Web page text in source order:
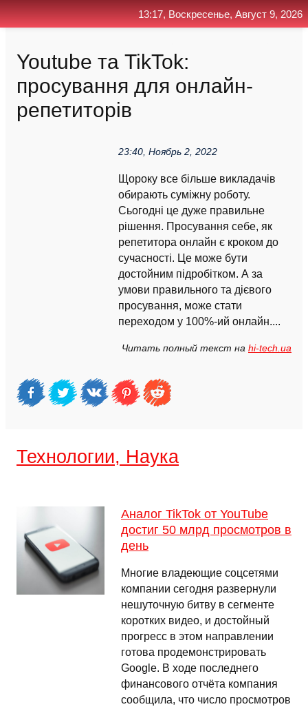
Youtube та TikTok:
просування для онлайн-
репетиторів
23:40, Ноябрь 2, 2022
Щороку все більше викладачів
обирають суміжну роботу.
Сьогодні це дуже правильне
рішення. Просування себе, як
репетитора онлайн є кроком до
сучасності. Це може бути
достойним підробітком. А за
умови правильного та дієвого
просування, може стати
переходом у 100%-ий онлайн....
Читать полный текст на hi-tech.ua
Технологии, Наука
Аналог TikTok от YouTube
достиг 50 млрд просмотров в
день
Многие владеющие соцсетями
компании сегодня развернули
нешуточную битву в сегменте
коротких видео, и достойный
прогресс в этом направлении
готова продемонстрировать
Google. В ходе последнего
финансового отчёта компания
сообщила, что число просмотров
13:17, Воскресенье, Август 9, 2026